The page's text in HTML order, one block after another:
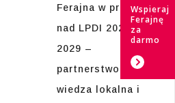
Ferajna w pracach
nad LPDI 2026-
2029 –
partnerstwo,
wiedza lokalna i
Wspieraj
Ferajnę
za
darmo